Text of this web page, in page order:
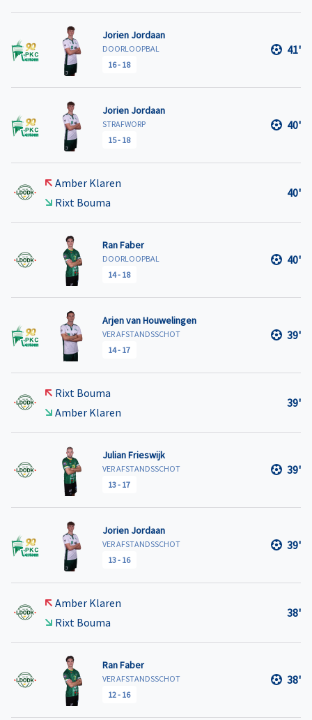
Jorien Jordaan
DOORLOOPBAL
16- 18
41'
Jorien Jordaan
STRAFWORP
15- 18
40'
Amber Klaren
Rixt Bouma
40'
Ran Faber
DOORLOOPBAL
14- 18
40'
Arjen van Houwelingen
VER AFSTANDSSCHOT
14- 17
39'
Rixt Bouma
Amber Klaren
39'
Julian Frieswijk
VER AFSTANDSSCHOT
13- 17
39'
Jorien Jordaan
VER AFSTANDSSCHOT
13- 16
39'
Amber Klaren
Rixt Bouma
38'
Ran Faber
VER AFSTANDSSCHOT
12- 16
38'